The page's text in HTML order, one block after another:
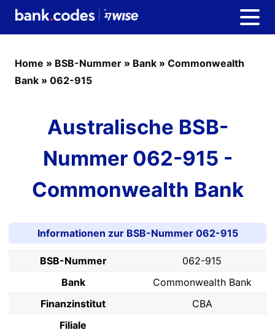
Home » BSB-Nummer » Bank » Commonwealth
Bank » 062-915
Australische BSB-
Nummer 062-915 -
Commonwealth Bank
Informationen zur BSB-Nummer 062-915
BSB-Nummer
062-915
Bank
Commonwealth Bank
Finanzinstitut
CBA
Filiale